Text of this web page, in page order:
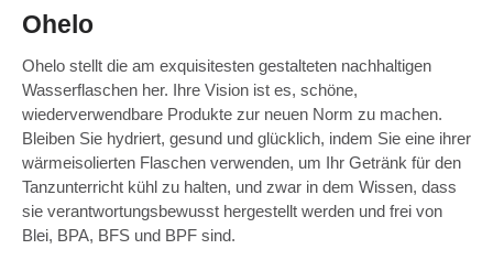
Ohelo
Ohelo stellt die am exquisitesten gestalteten nachhaltigen
Wasserflaschen her. Ihre Vision ist es, schöne,
wiederverwendbare Produkte zur neuen Norm zu machen.
Bleiben Sie hydriert, gesund und glücklich, indem Sie eine ihrer
wärmeisolierten Flaschen verwenden, um Ihr Getränk für den
Tanzunterricht kühl zu halten, und zwar in dem Wissen, dass
sie verantwortungsbewusst hergestellt werden und frei von
Blei, BPA, BFS und BPF sind.